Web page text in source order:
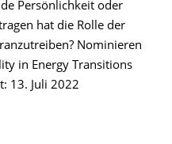
Persönlichkeit oder
hat die Rolle der
Nominieren
in Energy Transitions
13. Juli 2022